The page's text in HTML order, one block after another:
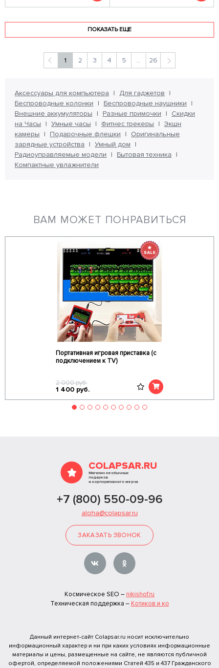
ПОКАЗАТЬ ЕЩЕ
1 2 3 4 5 ... 26
Аксессуары для компьютера
Для гаджетов
Беспроводные колонки
Беспроводные наушники
Внешние аккумуляторы
Разные примочки
Скидки
на Часы
Умные часы Фитнес трекеры
Экшн
камеры
Подарочные флешки
Оригинальные
зарядные устройства
Умный дом
Радиоуправляемые модели
Бытовая техника
Компактные увлажнители
ВАМ МОЖЕТ ПОНРАВИТЬСЯ
Портативная игровая приставка (с
подключением к TV)
2 000руб.
1 400 руб.
COLAPSAR.RU
Магазин необычных
подарков
и корпоративного мерча
+7 (800) 550-09-96
aloha@colapsar.ru
ЗАКАЗАТЬ ЗВОНОК
Космическое SEO – nikishof.ru
Техническая поддержка – Котиков и ко
Данный интернет-сайт Colapsar.ru носит исключительно
информационный характер и ни при каких условиях информационные
материалы и цены, размещенные на сайте, не являются публичной
офертой, определяемой положениями Статей 435 и 437 Гражданского